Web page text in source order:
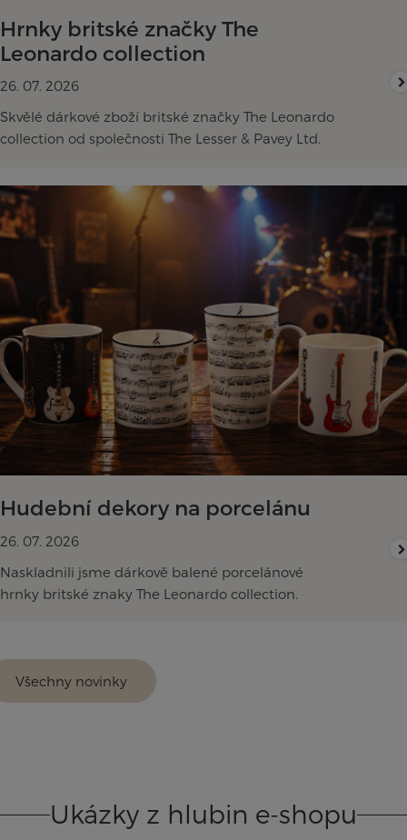
Hrnky britské značky The
Leonardo collection
26. 07. 2026
Skvělé dárkové zboží britské značky The Leonardo
collection od společnosti The Lesser & Pavey Ltd.
Hudební dekory na porcelánu
26. 07. 2026
Naskladnili jsme dárkově balené porcelánové
hrnky britské znaky The Leonardo collection.
Všechny novinky
Ukázky z hlubin e-shopu